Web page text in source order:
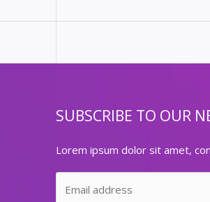
SUBSCRIBE TO OUR
Lorem ipsum dolor sit amet,